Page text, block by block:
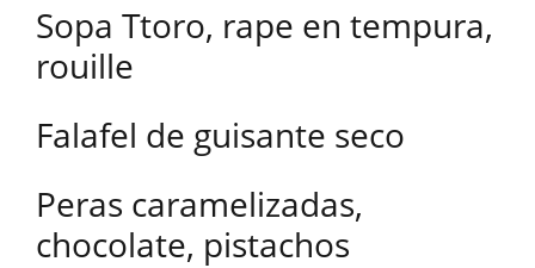
Sopa Ttoro, rape en tempura,
rouille
Falafel de guisante seco
Peras caramelizadas,
chocolate, pistachos